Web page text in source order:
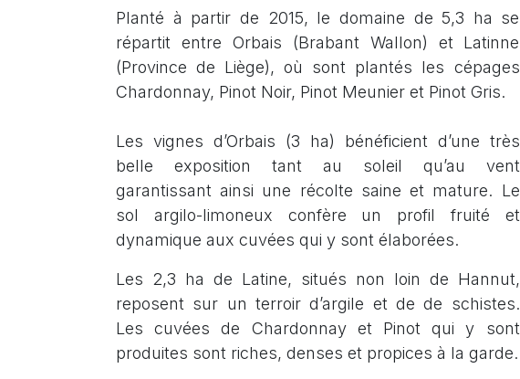
Planté à partir de 2015, le domaine de 5,3 ha se
répartit entre Orbais (Brabant Wallon) et Latinne
(Province de Liège), où sont plantés les cépages
Chardonnay, Pinot Noir, Pinot Me​unier et Pinot Gris.
Les vignes d’Orbais (3 ha) bénéficient d’une très
belle exposition tant au soleil qu’au vent
garantissant ainsi une récolte saine et mature. Le
sol argilo-limoneux confère un profil fruité et
dynamique aux cuvées qui y sont élaborées.
Les 2,3 ha de Latine, situés non loin de Hannut,
reposent sur un terroir d’argile et de de schistes.
Les cuvées de Chardonnay et Pinot qui y sont
produites sont riches, denses et propices à la garde.